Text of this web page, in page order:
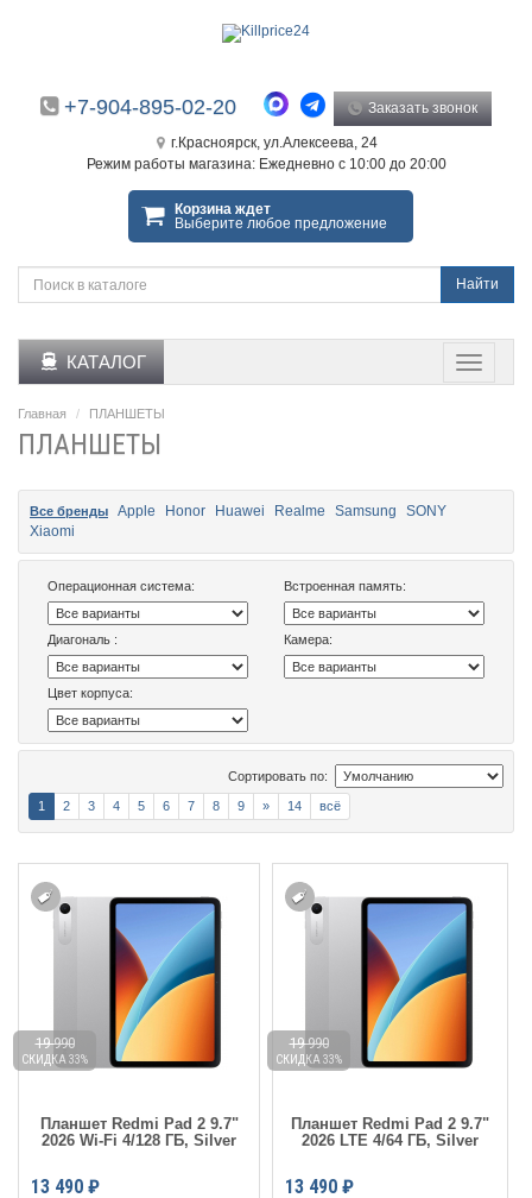
+7-904-895-02-20 Заказать звонок
г.Красноярск, ул.Алексеева, 24
Режим работы магазина: Ежедневно с 10:00 до 20:00
Корзина ждет
Выберите любое предложение
Найти
КАТАЛОГ
Главная ПЛАНШЕТЫ
ПЛАНШЕТЫ
Все бренды Apple Honor Huawei Realme Samsung
SONY
Xiaomi
Операционная система: Встроенная память:
Диагональ : Камера:
Цвет корпуса:
Сортировать по:
1 2 3 4 5 6 7 8 9 » 14 всё
Планшет Redmi Pad 2 9.7"
2026 Wi-Fi 4/128 ГБ, Silver
13 490 ₽
19 990
СКИДКА 33%
Планшет Redmi Pad 2 9.7"
2026 LTE 4/64 ГБ, Silver
13 490 ₽
19 990
СКИДКА 33%